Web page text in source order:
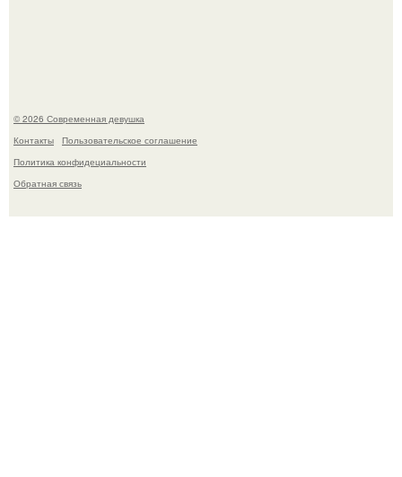
© 2026 Современная девушка
Контакты
Пользовательское соглашение
Политика конфидециальности
Обратная связь